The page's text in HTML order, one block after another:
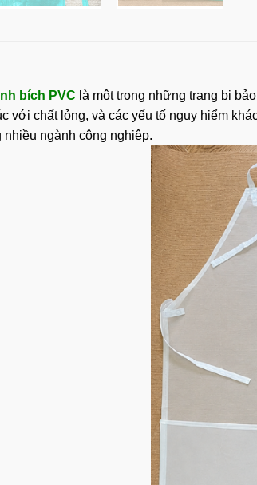
bích PVC là một trong những trang bị
với chất lỏng, và các yếu tố nguy hiểm
ngành công nghiệp.